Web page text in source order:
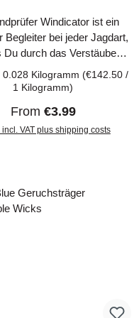
Windicator ist ein
Begleiter bei jeder Jagdart,
Du durch das Verstäuben
Pulvers die Windrichtung
Jagd sofort ausmachen
die Windrichtung auch bei
Lichtverhältnissen einfach
des gelben Färbung kann
des Windicators auch auf
0.028 Kilogramm(€142.50 /
1 Kilogramm)
Regular price:
From €3.99
incl. VAT plus shipping costs